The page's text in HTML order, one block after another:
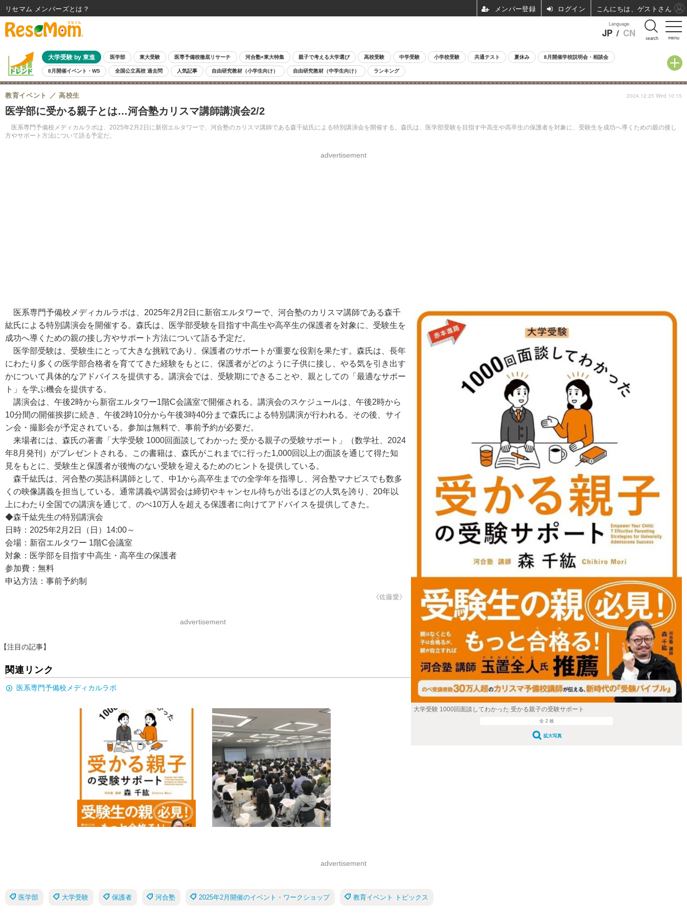
menu
Language
JP / CN search
大学受験 by 東進 医学部 東大受験 医専予備校徹底リサーチ 河合塾×東大特集 親子で考える大学選び 高校受験 中学受験 小学校受験 共通テスト 夏休み 8月開催学校説明会・相談会
8月開催イベント・WS 全国公立高校 過去問 人気記事 自由研究教材（小学生向け） 自由研究教材（中学生向け） ランキング
医学部に受かる親子とは…河合塾カリスマ講師講演会2/2
医系専門予備校メディカルラボは、2025年2月2日に新宿エルタワーで、河合塾のカリスマ講師である森千紘氏による特別講演会を開催する。森氏は、医学部受験を目指す中高生や高卒生の保護者を対象に、受験生を成功へ導くための親の接し
方やサポート方法について語る予定だ。
教育イベント 高校生
advertisement
2024.12.25 Wed 10:15
大学受験 1000回面談してわかった 受かる親子の受験サポート
全 2 枚
拡大写真
医系専門予備校メディカルラボは、2025年2月2日に新宿エルタワーで、河合塾のカリスマ講師である森千
紘氏による特別講演会を開催する。森氏は、医学部受験を目指す中高生や高卒生の保護者を対象に、受験生を
成功へ導くための親の接し方やサポート方法について語る予定だ。
医学部受験は、受験生にとって大きな挑戦であり、保護者のサポートが重要な役割を果たす。森氏は、長年
にわたり多くの医学部合格者を育ててきた経験をもとに、保護者がどのように子供に接し、やる気を引き出す
かについて具体的なアドバイスを提供する。講演会では、受験期にできることや、親としての「最適なサポー
ト」を学ぶ機会を提供する。
講演会は、午後2時から新宿エルタワー1階C会議室で開催される。講演会のスケジュールは、午後2時から
10分間の開催挨拶に続き、午後2時10分から午後3時40分まで森氏による特別講演が行われる。その後、サイ
ン会・撮影会が予定されている。参加は無料で、事前予約が必要だ。
来場者には、森氏の著書「大学受験 1000回面談してわかった 受かる親子の受験サポート」（数学社、2024
年8月発刊）がプレゼントされる。この書籍は、森氏がこれまでに行った1,000回以上の面談を通じて得た知
見をもとに、受験生と保護者が後悔のない受験を迎えるためのヒントを提供している。
森千紘氏は、河合塾の英語科講師として、中1から高卒生までの全学年を指導し、河合塾マナビスでも数多
くの映像講義を担当している。通常講義や講習会は締切やキャンセル待ちが出るほどの人気を誇り、20年以
上にわたり全国での講演を通じて、のべ10万人を超える保護者に向けてアドバイスを提供してきた。
◆森千紘先生の特別講演会
日時：2025年2月2日（日）14:00～
会場：新宿エルタワー 1階C会議室
対象：医学部を目指す中高生・高卒生の保護者
参加費：無料
申込方法：事前予約制
《佐藤愛》
advertisement
【注目の記事】
関連リンク
医系専門予備校メディカルラボ
advertisement
医学部 大学受験 保護者 河合塾 2025年2月開催のイベント・ワークショップ 教育イベント トピックス
リセマム メンバーズ ログイン こんにちは、ゲストさん